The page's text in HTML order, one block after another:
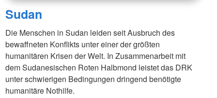
Sudan
Die Menschen in Sudan leiden seit Ausbruch des
bewaffneten Konflikts unter einer der größten
humanitären Krisen der Welt. In Zusammenarbeit mit
dem Sudanesischen Roten Halbmond leistet das DRK
unter schwierigen Bedingungen dringend benötigte
humanitäre Nothilfe.